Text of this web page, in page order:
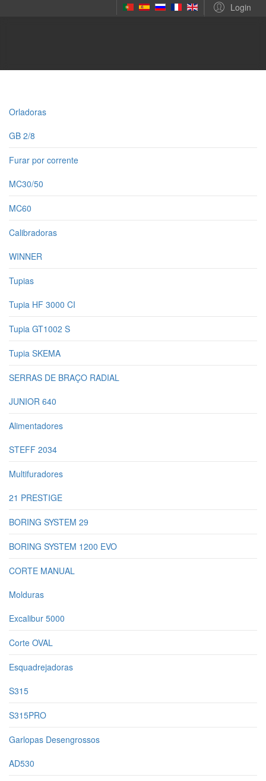
Login
Orladoras
GB 2/8
Furar por corrente
MC30/50
MC60
Calibradoras
WINNER
Tupias
Tupia HF 3000 CI
Tupia GT1002 S
Tupia SKEMA
SERRAS DE BRAÇO RADIAL
JUNIOR 640
Alimentadores
STEFF 2034
Multifuradores
21 PRESTIGE
BORING SYSTEM 29
BORING SYSTEM 1200 EVO
CORTE MANUAL
Molduras
Excalibur 5000
Corte OVAL
Esquadrejadoras
S315
S315PRO
Garlopas Desengrossos
AD530